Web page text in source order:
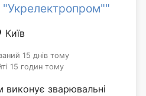
Київ
15 днів тому
15 годин тому
зварювальні